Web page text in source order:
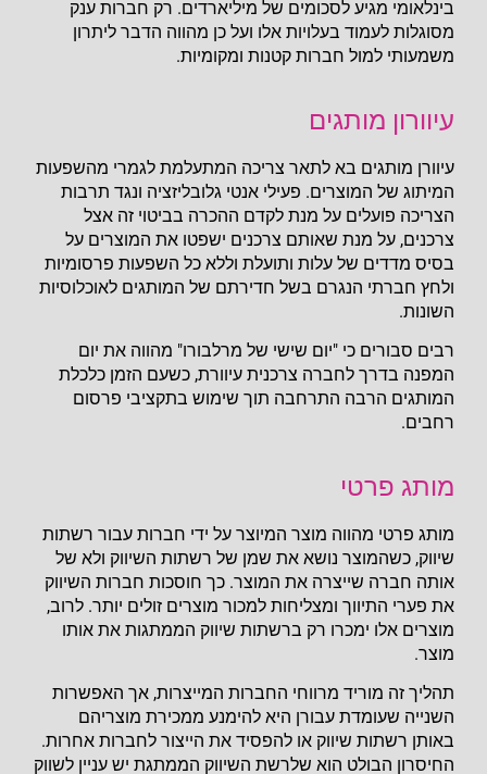
בינלאומי מגיע לסכומים של מיליארדים. רק חברות ענק
מסוגלות לעמוד בעלויות אלו ועל כן מהווה הדבר ליתרון
משמעותי למול חברות קטנות ומקומיות.
עיוורון מותגים
עיוורן מותגים בא לתאר צריכה המתעלמת לגמרי מהשפעות
המיתוג של המוצרים. פעילי אנטי גלובליזציה ונגד תרבות
הצריכה פועלים על מנת לקדם ההכרה בביטוי זה אצל
צרכנים, על מנת שאותם צרכנים ישפטו את המוצרים על
בסיס מדדים של עלות ותועלת וללא כל השפעות פרסומיות
ולחץ חברתי הנגרם בשל חדירתם של המותגים לאוכלוסיות
השונות.
רבים סבורים כי "יום שישי של מרלבורו" מהווה את יום
המפנה בדרך לחברה צרכנית עיוורת, כשעם הזמן כלכלת
המותגים הרבה התרחבה תוך שימוש בתקציבי פרסום
רחבים.
מותג פרטי
מותג פרטי מהווה מוצר המיוצר על ידי חברות עבור רשתות
שיווק, כשהמוצר נושא את שמן של רשתות השיווק ולא של
אותה חברה שייצרה את המוצר. כך חוסכות חברות השיווק
את פערי התיווך ומצליחות למכור מוצרים זולים יותר. לרוב,
מוצרים אלו ימכרו רק ברשתות שיווק הממתגות את אותו
מוצר.
תהליך זה מוריד מרווחי החברות המייצרות, אך האפשרות
השנייה שעומדת עבורן היא להימנע ממכירת מוצריהם
באותן רשתות שיווק או להפסיד את הייצור לחברות אחרות.
החיסרון הבולט הוא שלרשת השיווק הממתגת יש עניין לשווק